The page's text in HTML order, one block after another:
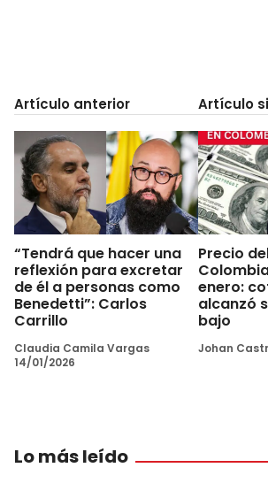
Artículo anterior
“Tendrá que hacer una
reflexión para excretar
de él a personas como
Benedetti”: Carlos
Carrillo
Claudia Camila Vargas
14/01/2026
Artículo
Precio
enero:
alcanzó
bajo
Johan
Lo más leído